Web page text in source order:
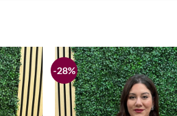
Añadir
a la
lista de
deseos
-28%